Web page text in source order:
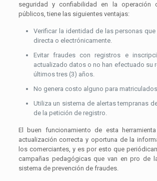
seguridad y confiabilidad en la operación
públicos, tiene las siguientes ventajas:
Verificar la identidad de las personas
directa o electrónicamente.
Evitar fraudes con registros e
actualizado datos o no han efectuado su
últimos tres (3) años.
No genera costo alguno para
Utiliza un sistema de alertas tempranas
de la petición de registro.
El buen funcionamiento de esta
actualización correcta y oportuna de la
los comerciantes, y es por esto que
campañas pedagógicas que van en pro de
sistema de prevención de fraudes.